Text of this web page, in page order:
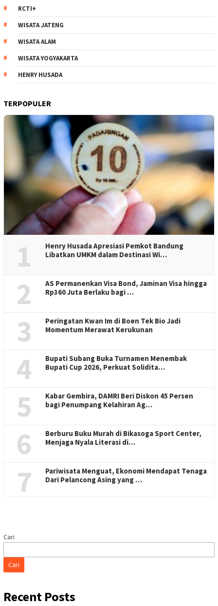
RCTI+
WISATA JATENG
WISATA ALAM
WISATA YOGYAKARTA
HENRY HUSADA
TERPOPULER
1
Henry Husada Apresiasi Pemkot Bandung
Libatkan UMKM dalam Destinasi Wi…
2
AS Permanenkan Visa Bond, Jaminan Visa hingga
Rp360 Juta Berlaku bagi …
3
Peringatan Kwan Im di Boen Tek Bio Jadi
Momentum Merawat Kerukunan
4
Bupati Subang Buka Turnamen Menembak
Bupati Cup 2026, Perkuat Solidita…
5
Kabar Gembira, DAMRI Beri Diskon 45 Persen
bagi Penumpang Kelahiran Ag…
6
Berburu Buku Murah di Bikasoga Sport Center,
Menjaga Nyala Literasi di…
7
Pariwisata Menguat, Ekonomi Mendapat Tenaga
Dari Pelancong Asing yang …
Cari
Cari
Recent Posts